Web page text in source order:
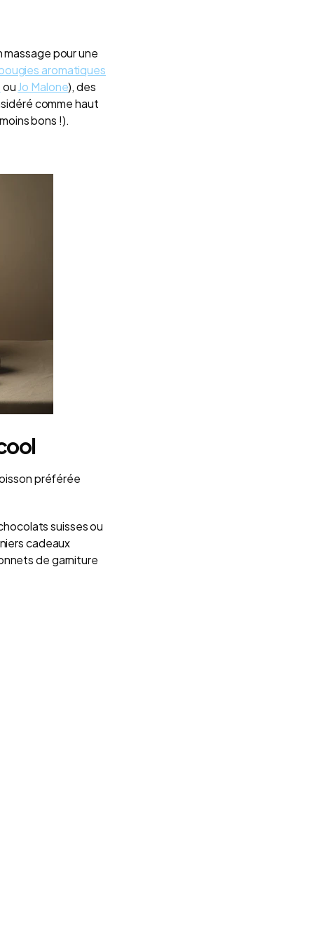
massage pour une
aromatiques
ou Jo Malone), des
comme haut
bons !).
préférée
suisses ou
cadeaux
de garniture